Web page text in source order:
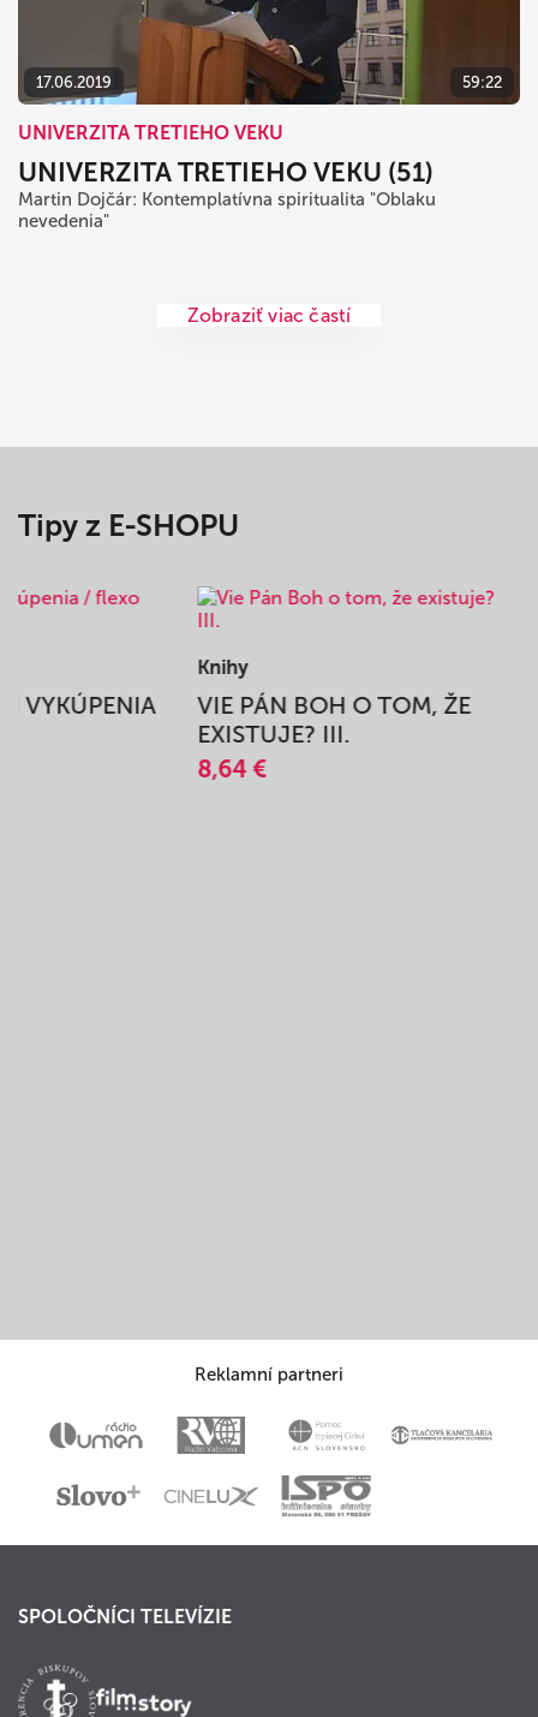
17.06.2019 59:22
UNIVERZITA TRETIEHO VEKU
UNIVERZITA TRETIEHO VEKU (51)
Martin Dojčár: Kontemplatívna spiritualita "Oblaku
nevedenia"
Zobraziť viac častí
Tipy z E-SHOPU
VYKÚPENIA
Knihy
VIE PÁN BOH O TOM, ŽE
EXISTUJE? III.
8,64 €
Reklamní partneri
SPOLOČNÍCI TELEVÍZIE